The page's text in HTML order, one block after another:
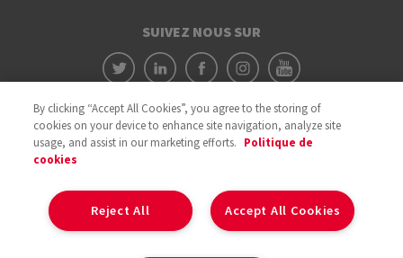
SUIVEZ NOUS SUR
By clicking “Accept All Cookies”, you agree to the storing of
cookies on your device to enhance site navigation, analyze site
usage, and assist in our marketing efforts. Politique de
cookies
Accept All Cookies
Reject All